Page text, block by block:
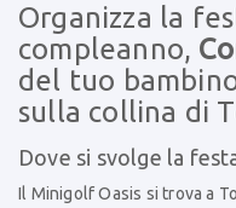
Organizza la
compleanno,
del tuo
sulla collina di
Dove si svolge la
Il Minigolf Oasis si trova a